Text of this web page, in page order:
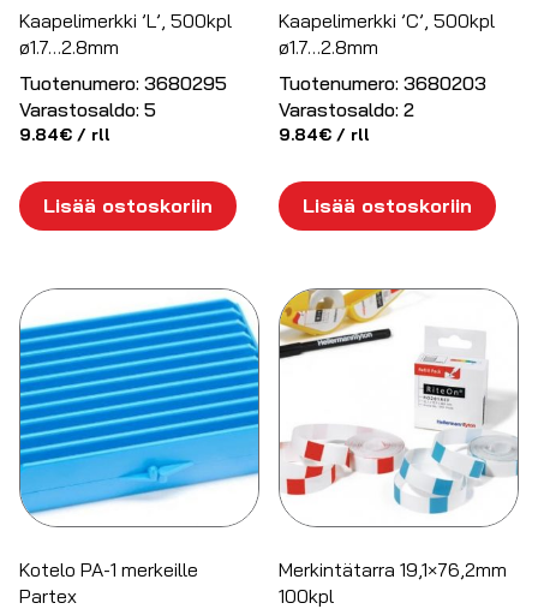
Kaapelimerkki ’L’, 500kpl
ø1.7…2.8mm
Tuotenumero: 3680295
Varastosaldo: 5
9.84€ / rll
Lisää ostoskoriin
Kaapelimerkki ’C’, 500kpl
ø1.7…2.8mm
Tuotenumero: 3680203
Varastosaldo: 2
9.84€ / rll
Lisää ostoskoriin
Kotelo PA-1 merkeille
Partex
Merkintätarra 19,1×76,2mm
100kpl